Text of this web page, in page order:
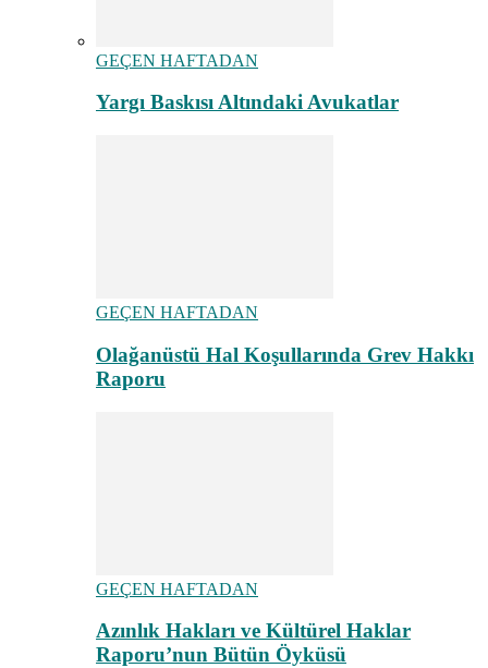
GEÇEN HAFTADAN
Yargı Baskısı Altındaki Avukatlar
GEÇEN HAFTADAN
Olağanüstü Hal Koşullarında Grev Hakkı
Raporu
GEÇEN HAFTADAN
Azınlık Hakları ve Kültürel Haklar
Raporu’nun Bütün Öyküsü